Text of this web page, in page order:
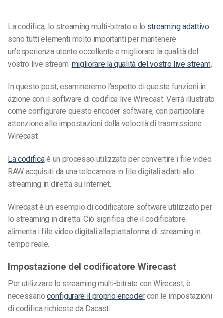
La codifica, lo streaming multi-bitrate e lo streaming adattivo
sono tutti elementi molto importanti per mantenere
un’esperienza utente eccellente e migliorare la qualità del
vostro live stream. migliorare la qualità del vostro live stream.
In questo post, esamineremo l’aspetto di queste funzioni in
azione con il software di codifica live Wirecast. Verrà illustrato
come configurare questo encoder software, con particolare
attenzione alle impostazioni della velocità di trasmissione
Wirecast.
La codificaè un processo utilizzato per convertire i file video
RAW acquisiti da una telecamera in file digitali adatti allo
streaming in diretta su Internet.
Wirecast è un esempio di codificatore software utilizzato per
lo streaming in diretta. Ciò significa che il codificatore
alimenta i file video digitali alla piattaforma di streaming in
tempo reale.
Impostazione del codificatore Wirecast
Per utilizzare lo streaming multi-bitrate con Wirecast, è
necessarioconfigurare il proprio encodercon le impostazioni
di codifica richieste da Dacast.